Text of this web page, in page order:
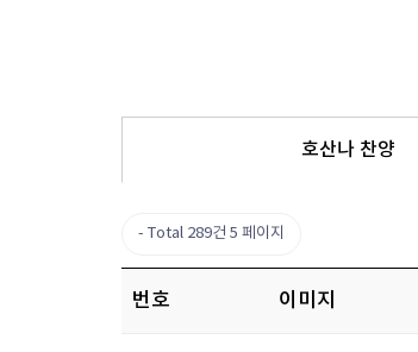
호산나 찬양
Total 289건 5 페이지
번호 이미지